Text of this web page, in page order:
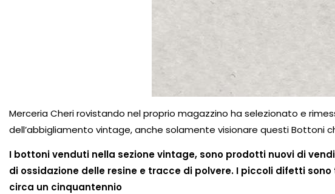
Merceria Cheri rovistando nel proprio magazzino ha selezionato e
dell’abbigliamento vintage, anche solamente visionare questi Bottoni
I bottoni venduti nella sezione vintage, sono prodotti nuovi di
di ossidazione delle resine e tracce di polvere. I piccoli difetti
circa un cinquantennio